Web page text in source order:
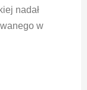
nadał
w